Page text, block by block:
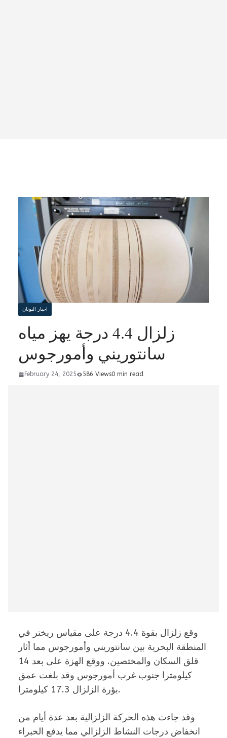
اخبار اليونان
زلزال 4.4 درجة يهز مياه
سانتوريني وأمورجوس
February 24, 2025 586 Views0 min read
وقع زلزال بقوة 4.4 درجة على مقياس ريختر في
المنطقة البحرية بين سانتوريني وأمورجوس مما أثار
قلق السكان والمختصين. ووقع الهزة على بعد 14
كيلومترا جنوب غرب أمورجوس وقد بلغت عمق
بؤرة الزلزال 17.3 كيلومترا.
وقد جاءت هذه الحركة الزلزالية بعد عدة أيام من
انخفاض درجات النشاط الزلزالي مما يدفع الخبراء